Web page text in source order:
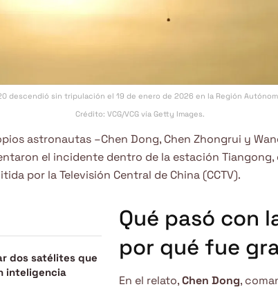
descendió sin tripulación el 19 de enero de 2026 en la Región
Crédito: VCG/VCG vía Getty Images.
astronautas –Chen Dong, Chen Zhongrui y
el incidente dentro de la estación
por la Televisión Central de China (CCTV).
dos satélites que
inteligencia
Qué pasó con
por qué fue
En el relato,Chen Dong,